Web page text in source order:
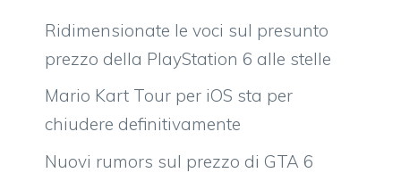
Ridimensionate le voci sul presunto
prezzo della PlayStation 6 alle stelle
Mario Kart Tour per iOS sta per
chiudere definitivamente
Nuovi rumors sul prezzo di GTA 6